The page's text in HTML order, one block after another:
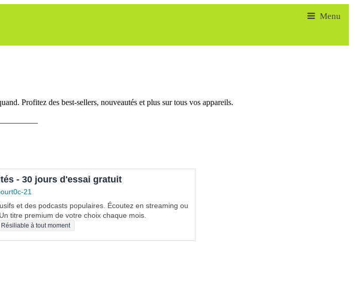
Profitez des best-sellers, nouveautés et plus sur tous vos appareils.
- 30 jours d'essai gratuit
21
et des podcasts populaires. Écoutez en streaming ou
titre premium de votre choix chaque mois.
Résiliable à tout moment